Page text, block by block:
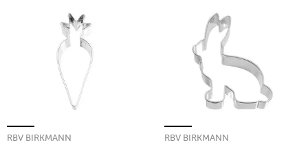
RBV BIRKMANN RBV BIRKMANN